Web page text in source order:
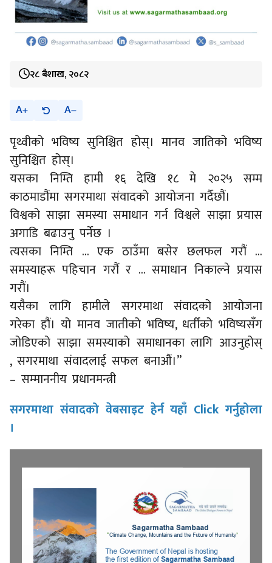
२८ बैशाख, २०८२
A A
पृथ्वीको भविष्य सुनिश्चित होस्। मानव जातिको भविष्य
सुनिश्चित होस्।
यसका निम्ति हामी १६ देखि १८ मे २०२५ सम्म
काठमाडौंमा सगरमाथा संवादको आयोजना गर्दैछौं।
विश्वको साझा समस्या समाधान गर्न विश्वले साझा प्रयास
अगाडि बढाउनु पर्नेछ ।
त्यसका निम्ति … एक ठाउँमा बसेर छलफल गरौं …
समस्याहरू पहिचान गरौं र … समाधान निकाल्ने प्रयास
गरौं।
यसैका लागि हामीले सगरमाथा संवादको आयोजना
गरेका हौं। यो मानव जातीको भविष्य, धर्तीको भविष्यसँग
जोडिएको साझा समस्याको समाधानका लागि आउनुहोस्
, सगरमाथा संवादलाई सफल बनाऔं।”
– सम्माननीय प्रधानमन्त्री
सगरमाथा संवादको वेबसाइट हेर्न यहाँ Click गर्नुहोला
।